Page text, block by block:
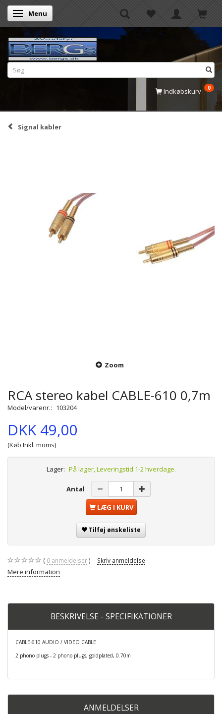
Skifte navigation
Menu
Indkøbskurv 0
Signal kabler
Zoom
RCA stereo kabel CABLE-610 0,7m
Model/varenr.: 103204
DKK 49,00
(Køb Inkl. moms)
Lager: På lager, Leveringstid 1-2 hverdage.
Antal
LÆG I KURV
Tilføj ønskeliste
0 anmeldelser Skriv anmeldelse
Mere information
BESKRIVELSE - SPECIFIKATIONER
CABLE-610 AUDIO / VIDEO CABLE
2 phono plugs - 2 phono plugs, goldplated, 0.70m
ANMELDELSER